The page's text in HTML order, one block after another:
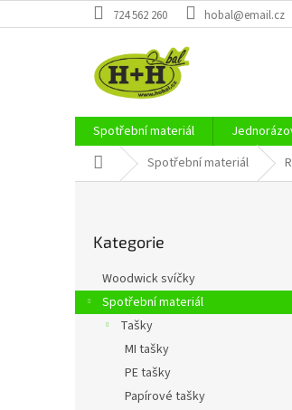
na
724 562 260 hobal@email.cz
Spotřební materiál
Domů Spotřební materiál
a
n
kategorie
Kategorie
Woodwick svíčky
Spotřební materiál
Tašky
MI tašky
PE tašky
Papírové tašky